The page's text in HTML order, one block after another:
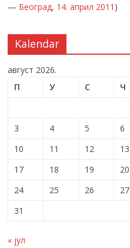
— Београд, 14. април 2011 )
Kalendar
август 2026.
П
У С Ч
3
4 5 6
10
11 12 13
17
18 19 20
24
25 26 27
31
« јул